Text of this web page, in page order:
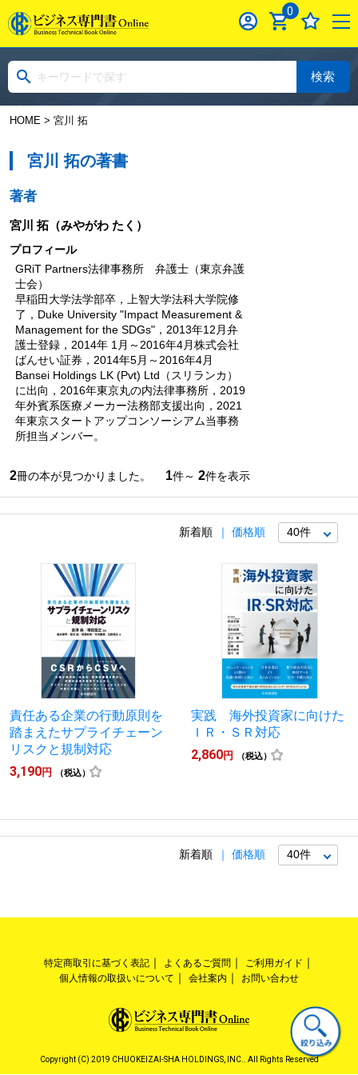
0
検索
HOME> 宮川 拓
宮川 拓の著書
著者
宮川 拓（みやがわ たく）
プロフィール
GRiT Partners法律事務所 弁護士（東京弁護
士会）
早稲田大学法学部卒，上智大学法科大学院修
了，Duke University "Impact Measurement &
Management for the SDGs"，2013年12月弁
護士登録，2014年 1月～2016年4月株式会社
ばんせい証券，2014年5月～2016年4月
Bansei Holdings LK (Pvt) Ltd（スリランカ）
に出向，2016年東京丸の内法律事務所，2019
年外賓系医療メーカー法務部支援出向，2021
年東京スタートアップコンソーシアム当事務
所担当メンバー。
2冊の本が見つかりました。 1件～ 2件を表示
新着順 価格順
責任ある企業の行動原則を
踏まえたサプライチェーン
リスクと規制対応
3,190円 （税込）
実践 海外投資家に向けた
ＩＲ・ＳＲ対応
2,860円 （税込）
新着順 価格順
特定商取引に基づく表記 よくあるご質問
ご利用ガイド
個人情報の取扱いについて
会社案内 お問い合わせ
Copyright (C) 2019 CHUOKEIZAI-SHA HOLDINGS, INC.. All Rights Reserved